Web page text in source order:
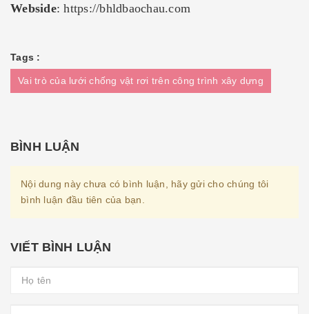
Webside:https://bhldbaochau.com
Tags :
Vai trò của lưới chống vật rơi trên công trình xây dựng
BÌNH LUẬN
Nội dung này chưa có bình luận, hãy gửi cho chúng tôi
bình luận đầu tiên của bạn.
VIẾT BÌNH LUẬN